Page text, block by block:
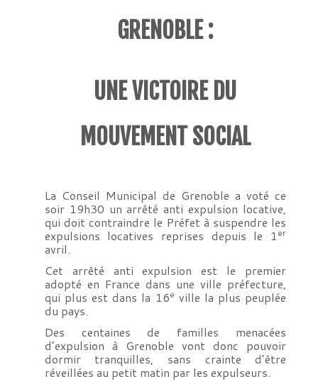
GRENOBLE :
UNE VICTOIRE DU
MOUVEMENT SOCIAL
La Conseil Municipal de Grenoble a voté ce
soir 19h30 un arrêté anti expulsion locative,
qui doit contraindre le Préfet à suspendre les
expulsions locatives reprises depuis le 1er
avril.
Cet arrêté anti expulsion est le premier
adopté en France dans une ville préfecture,
qui plus est dans la 16e ville la plus peuplée
du pays.
Des centaines de familles menacées
d’expulsion à Grenoble vont donc pouvoir
dormir tranquilles, sans crainte d’être
réveillées au petit matin par les expulseurs.